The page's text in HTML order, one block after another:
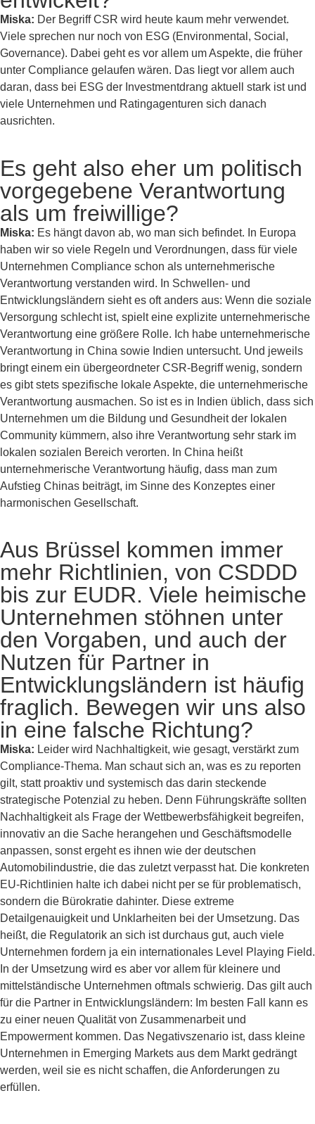
Miska: Der Begriff CSR wird heute kaum mehr verwendet.
Viele sprechen nur noch von ESG (Environmental, Social,
Governance). Dabei geht es vor allem um Aspekte, die früher
unter Compliance gelaufen wären. Das liegt vor allem auch
daran, dass bei ESG der Investmentdrang aktuell stark ist und
viele Unternehmen und Ratingagenturen sich danach
ausrichten.
Es geht also eher um politisch
vorgegebene Verantwortung
als um freiwillige?
Miska: Es hängt davon ab, wo man sich befindet. In Europa
haben wir so viele Regeln und Verordnungen, dass für viele
Unternehmen Compliance schon als unternehmerische
Verantwortung verstanden wird. In Schwellen- und
Entwicklungsländern sieht es oft anders aus: Wenn die soziale
Versorgung schlecht ist, spielt eine explizite unternehmerische
Verantwortung eine größere Rolle. Ich habe unternehmerische
Verantwortung in China sowie Indien untersucht. Und jeweils
bringt einem ein übergeordneter CSR-Begriff wenig, sondern
es gibt stets spezifische lokale Aspekte, die unternehmerische
Verantwortung ausmachen. So ist es in Indien üblich, dass sich
Unternehmen um die Bildung und Gesundheit der lokalen
Community kümmern, also ihre Verantwortung sehr stark im
lokalen sozialen Bereich verorten. In China heißt
unternehmerische Verantwortung häufig, dass man zum
Aufstieg Chinas beiträgt, im Sinne des Konzeptes einer
harmonischen Gesellschaft.
Aus Brüssel kommen immer
mehr Richtlinien, von CSDDD
bis zur EUDR. Viele heimische
Unternehmen stöhnen unter
den Vorgaben, und auch der
Nutzen für Partner in
Entwicklungsländern ist häufig
fraglich. Bewegen wir uns also
in eine falsche Richtung?
Miska: Leider wird Nachhaltigkeit, wie gesagt, verstärkt zum
Compliance-Thema. Man schaut sich an, was es zu reporten
gilt, statt proaktiv und systemisch das darin steckende
strategische Potenzial zu heben. Denn Führungskräfte sollten
Nachhaltigkeit als Frage der Wettbewerbsfähigkeit begreifen,
innovativ an die Sache herangehen und Geschäftsmodelle
anpassen, sonst ergeht es ihnen wie der deutschen
Automobilindustrie, die das zuletzt verpasst hat. Die konkreten
EU-Richtlinien halte ich dabei nicht per se für problematisch,
sondern die Bürokratie dahinter. Diese extreme
Detailgenauigkeit und Unklarheiten bei der Umsetzung. Das
heißt, die Regulatorik an sich ist durchaus gut, auch viele
Unternehmen fordern ja ein internationales Level Playing Field.
In der Umsetzung wird es aber vor allem für kleinere und
mittelständische Unternehmen oftmals schwierig. Das gilt auch
für die Partner in Entwicklungsländern: Im besten Fall kann es
zu einer neuen Qualität von Zusammenarbeit und
Empowerment kommen. Das Negativszenario ist, dass kleine
Unternehmen in Emerging Markets aus dem Markt gedrängt
werden, weil sie es nicht schaffen, die Anforderungen zu
erfüllen.